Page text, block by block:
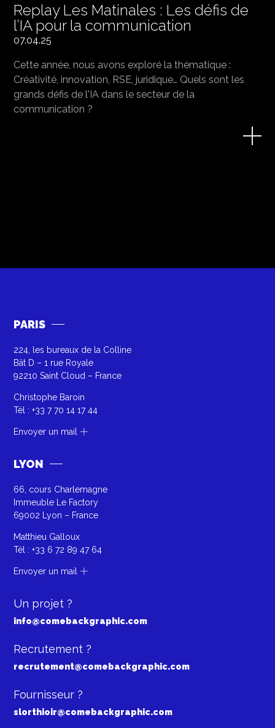
Replay Les Matinales : Les défis de
l’IA pour la communication
07.04.25
Cette année, nous avons exploré la thématique :
Créativité, innovation, RSE, juridique… Quels sont les
grands défis de l'IA dans le secteur de la
communication ?
PARIS
224, les bureaux de la Colline
Bât D – 1 rue Royale
92210 Saint Cloud – France
Christophe Baroin
Tél :+33 7 70 14 17 44
Envoyer un mail
LYON
66, cours Charlemagne
Immeuble Le Factory
69002 Lyon – France
Matthieu Galloux
Tél :+33 6 72 89 47 64
Envoyer un mail
Un projet ?
info@comebackgraphic.com
Recrutement ?
recrutement@comebackgraphic.com
Fournisseur ?
slorthioir@comebackgraphic.com